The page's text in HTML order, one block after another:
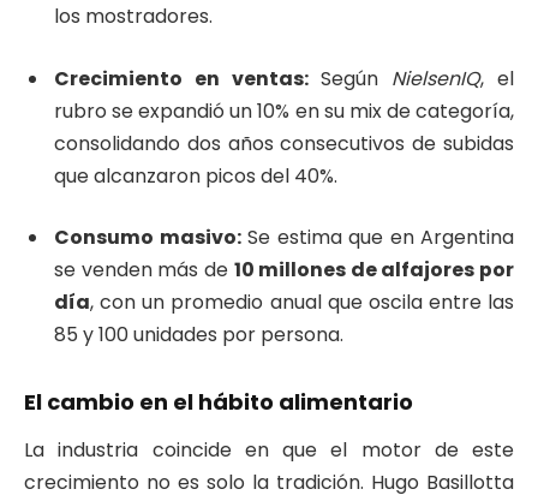
los mostradores.
Crecimiento en ventas:Según NielsenIQ, el
rubro se expandió un 10% en su mix de categoría,
consolidando dos años consecutivos de subidas
que alcanzaron picos del 40%.
Consumo masivo:Se estima que en Argentina
se venden más de 10 millones de alfajores por
día, con un promedio anual que oscila entre las
85 y 100 unidades por persona.
El cambio en el hábito alimentario
La industria coincide en que el motor de este
crecimiento no es solo la tradición. Hugo Basillotta